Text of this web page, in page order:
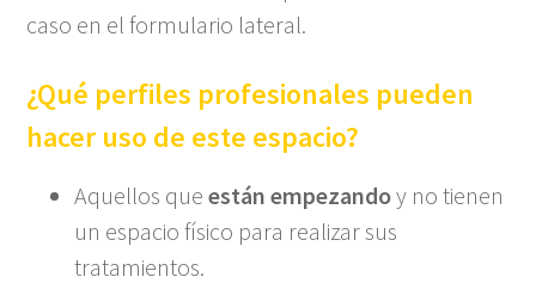
caso en el formulario lateral.
¿Qué perfiles profesionales pueden
hacer uso de este espacio?
Aquellos queestán empezandoy no tienen
un espacio físico para realizar sus
tratamientos.